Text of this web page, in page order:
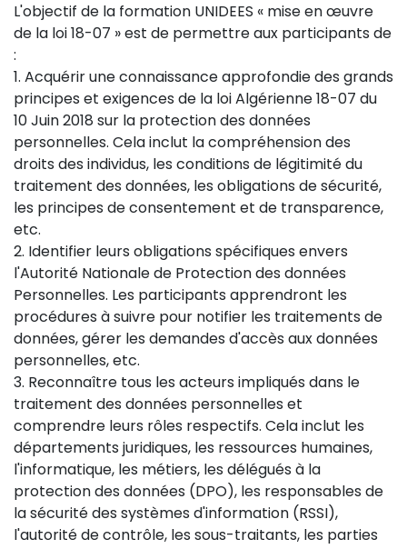
L'objectif de la formation UNIDEES « mise en œuvre
de la loi 18-07 » est de permettre aux participants de
:
1. Acquérir une connaissance approfondie des grands
principes et exigences de la loi Algérienne 18-07 du
10 Juin 2018 sur la protection des données
personnelles. Cela inclut la compréhension des
droits des individus, les conditions de légitimité du
traitement des données, les obligations de sécurité,
les principes de consentement et de transparence,
etc.
2. Identifier leurs obligations spécifiques envers
l'Autorité Nationale de Protection des données
Personnelles. Les participants apprendront les
procédures à suivre pour notifier les traitements de
données, gérer les demandes d'accès aux données
personnelles, etc.
3. Reconnaître tous les acteurs impliqués dans le
traitement des données personnelles et
comprendre leurs rôles respectifs. Cela inclut les
départements juridiques, les ressources humaines,
l'informatique, les métiers, les délégués à la
protection des données (DPO), les responsables de
la sécurité des systèmes d'information (RSSI),
l'autorité de contrôle, les sous-traitants, les parties